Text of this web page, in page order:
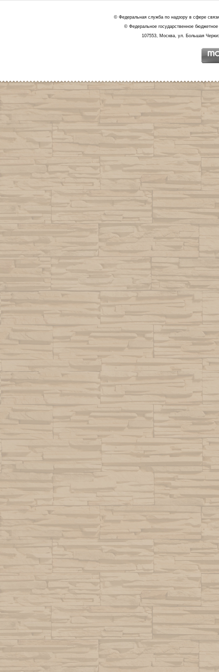
© Федеральная служба по надзору в сфере
© Федеральное государственное
107553, Москва, ул. Большая